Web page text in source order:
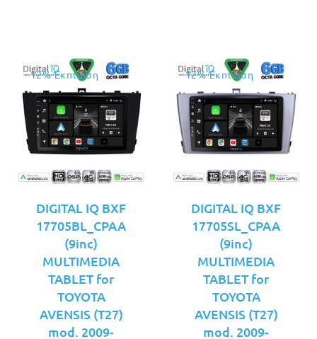
12% Έκπτωση
DIGITAL IQ BXF
17705BL_CPAA
(9inc)
MULTIMEDIA
TABLET for
TOYOTA
AVENSIS (T27)
mod. 2009-
12% Έκπτωση
DIGITAL IQ BXF
17705SL_CPAA
(9inc)
MULTIMEDIA
TABLET for
TOYOTA
AVENSIS (T27)
mod. 2009-